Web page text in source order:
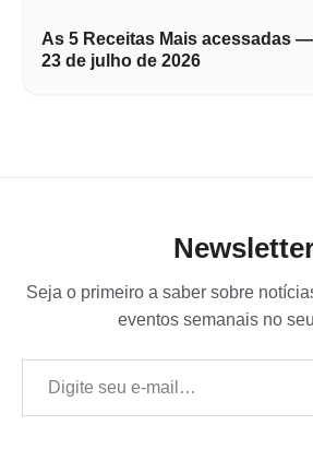
As 5 Receitas Mais acessadas —
23 de julho de 2026
Seja o primeiro a saber sobre
eventos semanais no
Digite seu e-mail…